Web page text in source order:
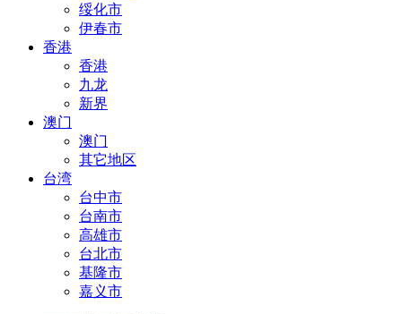
绥化市
伊春市
香港
香港
九龙
新界
澳门
澳门
其它地区
台湾
台中市
台南市
高雄市
台北市
基隆市
嘉义市